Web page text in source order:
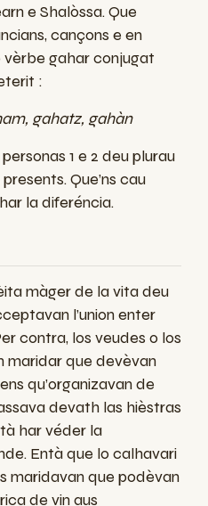
e Shalòssa. Que
cançons e en
vèrbe gahar conjugat
:
gahatz, gahàn
1 e 2 deu plurau
Que’ns cau
la diferéncia.
màger de la vita deu
l’union enter
contra, los veudes o los
maridar que devèvan
qu’organizavan de
devath las hièstras
har véder la
Entà que lo calhavari
maridavan que podèvan
de vin aus